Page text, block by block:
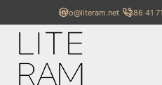
info@literam.net +386 41